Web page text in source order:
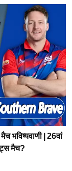
भविष्यवाणी | 26वां
मैच?